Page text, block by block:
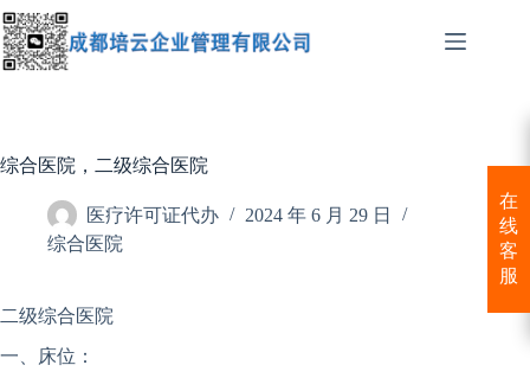
跳
至
内
综合医院，二级综合医院
医疗许可证代办
2024 年 6 月 29 日
综合医院
二级综合医院
一、床位：
在
线
客
服